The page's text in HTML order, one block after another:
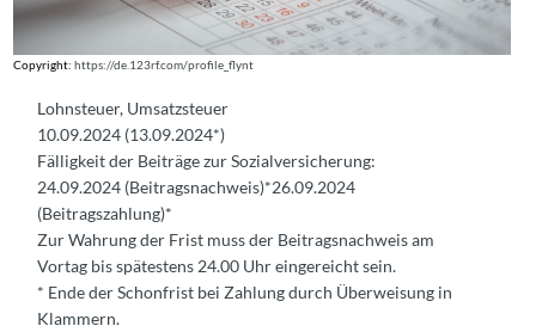
Copyright:https://de.123rf.com/profile_flynt
Lohnsteuer, Umsatzsteuer
10.09.2024 (13.09.2024*)
Fälligkeit der Beiträge zur Sozialversicherung:
24.09.2024 (Beitragsnachweis)*26.09.2024
(Beitragszahlung)*
Zur Wahrung der Frist muss der Beitragsnachweis am
Vortag bis spätestens 24.00 Uhr eingereicht sein.
* Ende der Schonfrist bei Zahlung durch Überweisung in
Klammern.